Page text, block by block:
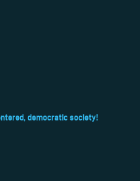
democratic society!